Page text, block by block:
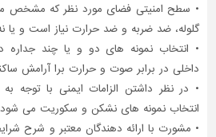
• سطح امنیتی فضای مورد نظر که مشخص
گلوله، ضد ضربه و ضد حرارت نیاز است و یا
• انتخاب نمونه های دو و یا چند جداره
داخلی در برابر صوت و حرارت برا آرامش
• در نظر داشتن الزامات ایمنی با توجه
انتخاب نمونه های نشکن و سکوریت می
• مشورت با ارائه دهندگان معتبر و شرح